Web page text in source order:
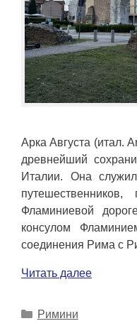
Арка Августа (итал.
древнейший
Италии. Она
Фламиниевой
консулом
соединения Рима с
Читать далее
Рубрики
Римини